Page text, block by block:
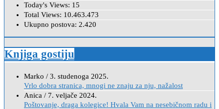
Today's Views: 15
Total Views: 10.463.473
Ukupno postova: 2.420
Knjiga gostiju
Marko / 3. studenoga 2025.
Vrlo dobra stranica, mnogi ne znaju za nju, nažalost
Anica / 7. veljače 2024.
Poštovanje, draga kolegice! Hvala Vam na nesebičnom radu i